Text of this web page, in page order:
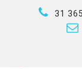
31